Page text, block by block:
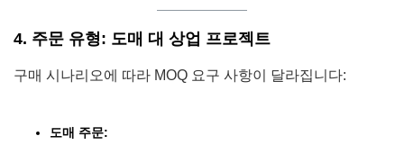
4. 주문 유형: 도매 대 상업 프로젝트
구매 시나리오에 따라 MOQ 요구 사항이 달라집니다:
도매 주문: